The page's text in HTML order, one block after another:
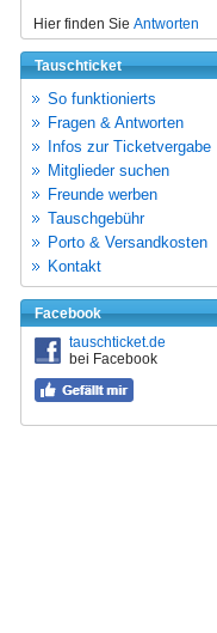
Hier finden Sie Antworten
Tauschticket
So funktionierts
Fragen & Antworten
Infos zur Ticketvergabe
Mitglieder suchen
Freunde werben
Tauschgebühr
Porto & Versandkosten
Kontakt
Facebook
tauschticket.de
bei Facebook